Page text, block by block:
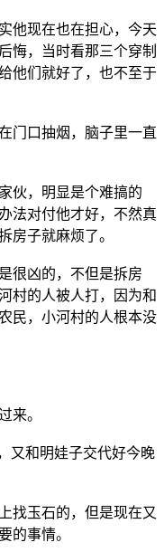
他现在也在担心，今天
悔，当时看那三个穿制
他们就好了，也不至于
门口抽烟，脑子里一直
伙，明显是个难搞的
法对付他才好，不然真
房子就麻烦了。
很凶的，不但是拆房
村的人被人打，因为和
民，小河村的人根本没
来。
又和明娃子交代好今晚
找玉石的，但是现在又
的事情。